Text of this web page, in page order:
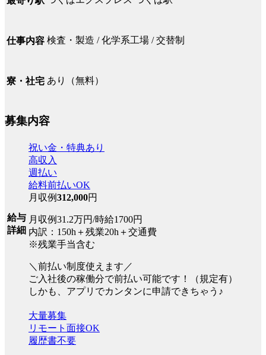
仕事内容 検査・製造 / 化学系工場 / 交替制
寮・社宅 あり（無料）
募集内容
給与
詳細
祝い金・特典あり
高収入
週払い
給料前払いOK
月収例312,000円
月収例31.2万円/時給1700円
内訳：150h＋残業20h＋交通費
※残業手当含む
＼前払い制度使えます／
ご入社後の稼働分で前払い可能です！（規定有）
しかも、アプリでカンタンに申請できちゃう♪
大量募集
リモート面接OK
履歴書不要